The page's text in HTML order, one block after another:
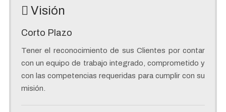
Visión
Corto Plazo
Tener el reconocimiento de sus Clientes por contar
con un equipo de trabajo integrado, comprometido y
con las competencias requeridas para cumplir con su
misión.